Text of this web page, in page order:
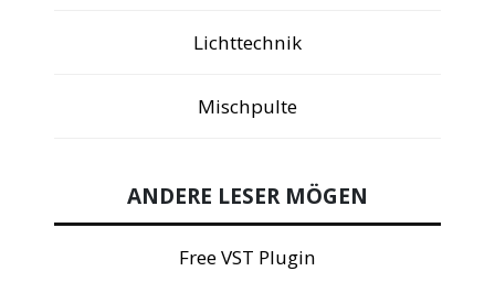
Lichttechnik
Mischpulte
ANDERE LESER MÖGEN
Free VST Plugin